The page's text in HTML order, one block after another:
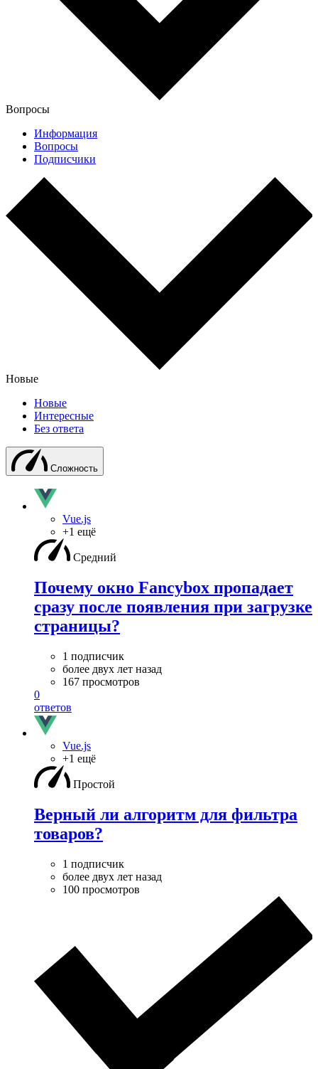
Вопросы
Информация
Вопросы
Подписчики
Новые
Новые
Интересные
Без ответа
Сложность
Vue.js
+1 ещё
Средний
Почему окно Fancybox пропадает
сразу после появления при загрузке
страницы?
1 подписчик
более двух лет назад
167 просмотров
0
ответов
Vue.js
+1 ещё
Простой
Верный ли алгоритм для фильтра
товаров?
1 подписчик
более двух лет назад
100 просмотров